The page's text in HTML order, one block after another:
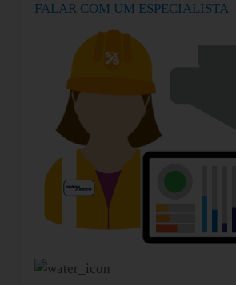
FALAR COM UM ESPECIALISTA